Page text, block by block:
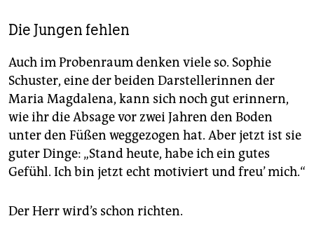
Die Jungen fehlen
Auch im Probenraum denken viele so. Sophie
Schuster, eine der beiden Darstellerinnen der
Maria Magdalena, kann sich noch gut erinnern,
wie ihr die Absage vor zwei Jahren den Boden
unter den Füßen weggezogen hat. Aber jetzt ist sie
guter Dinge: „Stand heute, habe ich ein gutes
Gefühl. Ich bin jetzt echt motiviert und freu’ mich.“
Der Herr wird’s schon richten.